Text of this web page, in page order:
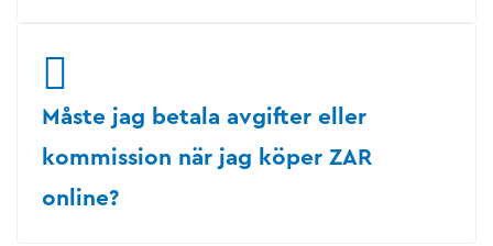
Måste jag betala avgifter eller
kommission när jag köper ZAR
online?